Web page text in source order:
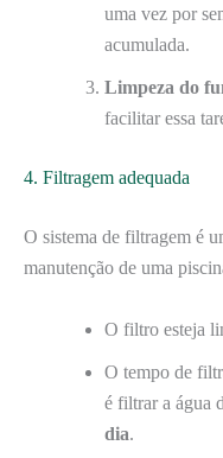
uma vez por
acumulada.
Limpeza do
facilitar essa
4. Filtragem adequada
O sistema de filtragem é
manutenção de uma
O filtro esteja
O tempo de
é filtrar a água
dia.